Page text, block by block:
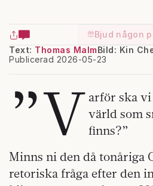
Bjud någon
Text: Thomas Malm
Publicerad 2026-05-23
Bild: Kin
”V arför ska
värld som
finns?”
Minns ni den då tonåriga
retoriska fråga efter den